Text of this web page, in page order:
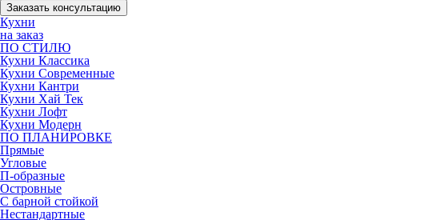
Заказать консультацию
Кухни
на заказ
ПО СТИЛЮ
Кухни Классика
Кухни Современные
Кухни Кантри
Кухни Хай Тек
Кухни Лофт
Кухни Модерн
ПО ПЛАНИРОВКЕ
Прямые
Угловые
П-образные
Островные
С барной стойкой
Нестандартные